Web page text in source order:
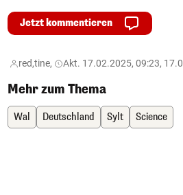
Jetzt kommentieren
red,tine, Akt. 17.02.2025, 09:23,
Mehr zum Thema
Wal Deutschland Sylt Science